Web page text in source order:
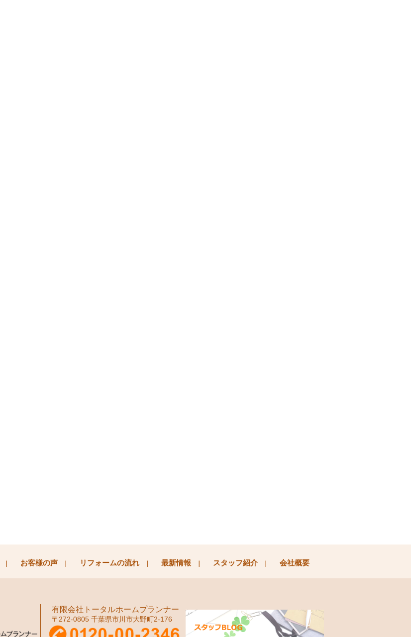
お客様の声 リフォームの流れ 最新情報 スタッフ紹介 会社概要
有限会社トータルホームプランナー
〒272-0805 千葉県市川市大野町2-176